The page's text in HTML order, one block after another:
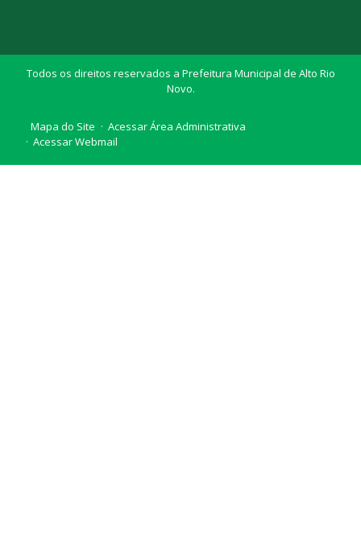
Todos os direitos reservados a Prefeitura Municipal de Alto Rio
Novo.
Mapa do Site
Acessar Área Administrativa
Acessar Webmail